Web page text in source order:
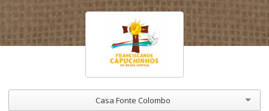
Casa Fonte Colombo